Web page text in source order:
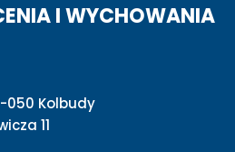
I WYCHOWANIA
050 Kolbudy
11